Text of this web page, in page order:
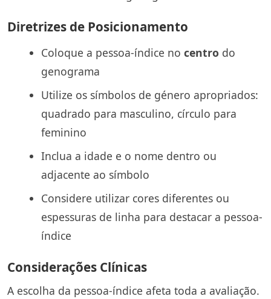
Diretrizes de Posicionamento
Coloque a pessoa-índice no centro do
genograma
Utilize os símbolos de género apropriados:
quadrado para masculino, círculo para
feminino
Inclua a idade e o nome dentro ou
adjacente ao símbolo
Considere utilizar cores diferentes ou
espessuras de linha para destacar a pessoa-
índice
Considerações Clínicas
A escolha da pessoa-índice afeta toda a avaliação.